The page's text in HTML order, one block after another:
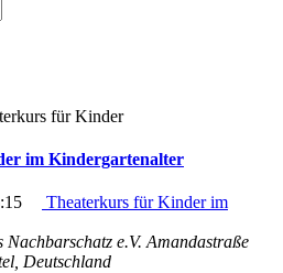
im Kindergartenalter
Theaterkurs für Kinder im
Nachbarschatz e.V. Amandastraße
Deutschland